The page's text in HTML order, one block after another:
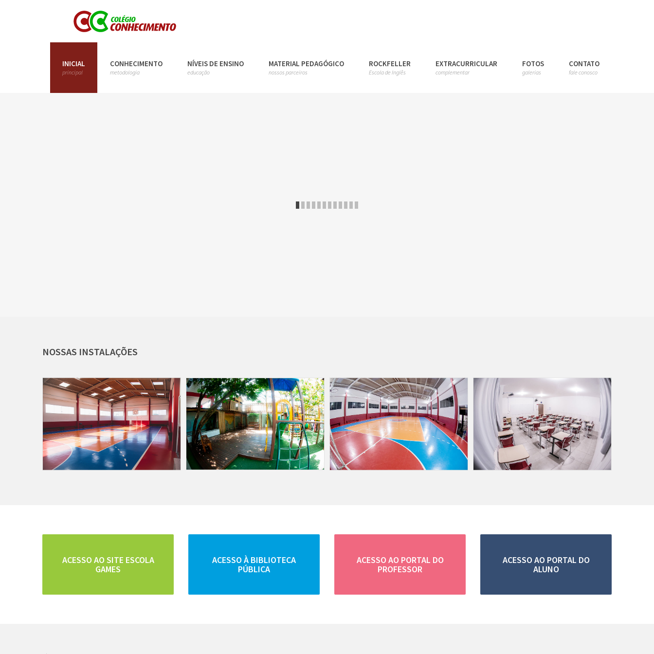
INICIAL
principal
CONHECIMENTO
metodologia
NÍVEIS DE ENSINO
educação
MATERIAL PEDAGÓGICO
nossos parceiros
ROCKFELLER
Escola de Inglês
EXTRACURRICULAR
complementar
FOTOS
galerias
CONTATO
fale conosco
NOSSAS INSTALAÇÕES
ACESSO AO SITE ESCOLA
GAMES
ACESSO À BIBLIOTECA
PÚBLICA
ACESSO AO PORTAL DO
PROFESSOR
ACESSO AO PORTAL DO
ALUNO